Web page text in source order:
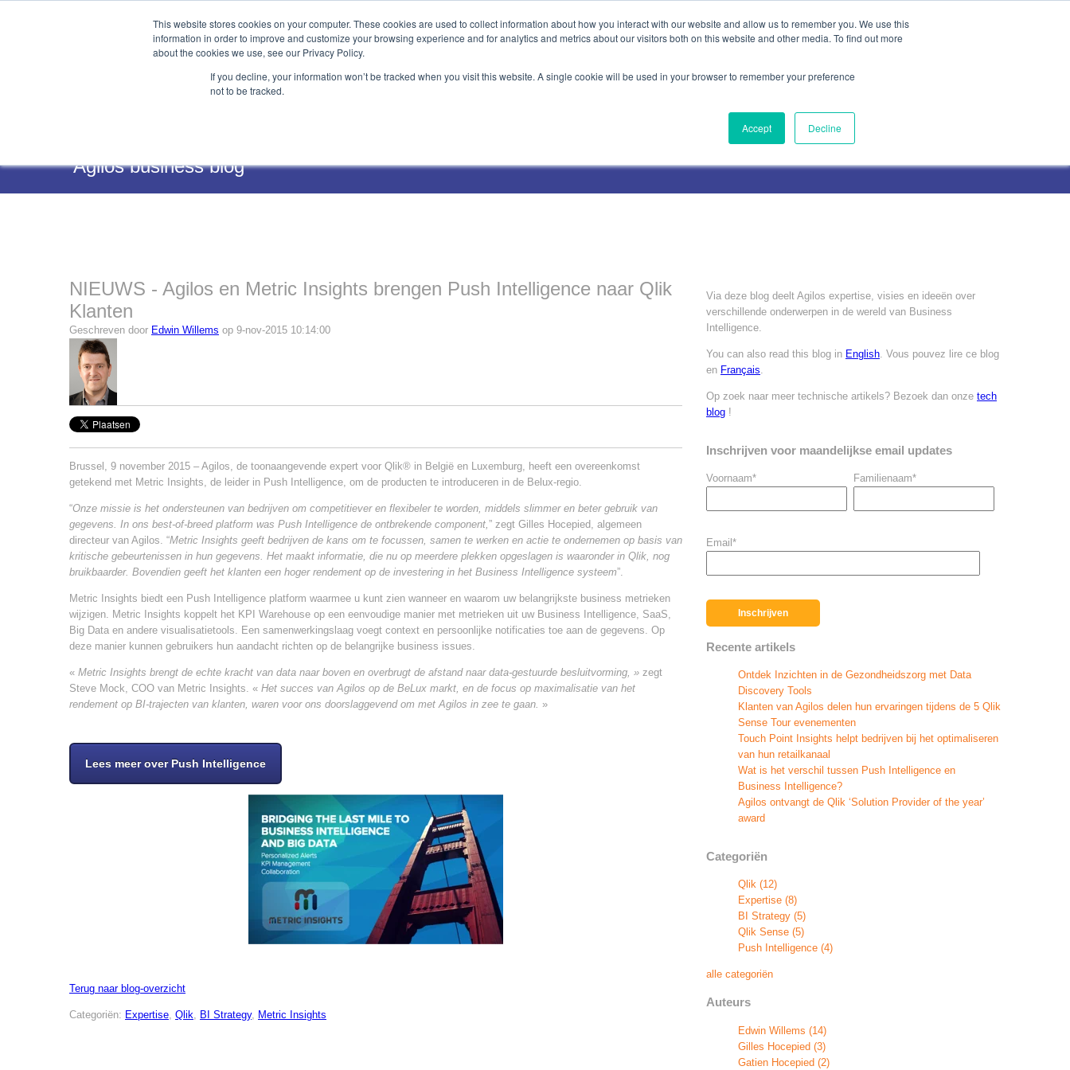
This website stores cookies on your computer. These cookies are used to collect information about how you interact with our website and allow us to remember you. We use this
information in order to improve and customize your browsing experience and for analytics and metrics about our visitors both on this website and other media. To find out more
about the cookies we use, see our Privacy Policy.
If you decline, your information won’t be tracked when you visit this website. A single cookie will be used in your browser to remember your preference
not to be tracked.
Accept Decline
Agilos business blog
NIEUWS - Agilos en Metric Insights brengen Push Intelligence naar Qlik
Klanten
Geschreven door Edwin Willems op 9-nov-2015 10:14:00
Brussel, 9 november 2015 – Agilos, de toonaangevende expert voor Qlik® in België en Luxemburg, heeft een overeenkomst
getekend met Metric Insights, de leider in Push Intelligence, om de producten te introduceren in de Belux-regio.
“Onze missie is het ondersteunen van bedrijven om competitiever en flexibeler te worden, middels slimmer en beter gebruik van
gegevens. In ons best-of-breed platform was Push Intelligence de ontbrekende component, ” zegt Gilles Hocepied, algemeen
directeur van Agilos. “Metric Insights geeft bedrijven de kans om te focussen, samen te werken en actie te ondernemen op basis van
kritische gebeurtenissen in hun gegevens. Het maakt informatie, die nu op meerdere plekken opgeslagen is waaronder in Qlik, nog
bruikbaarder. Bovendien geeft het klanten een hoger rendement op de investering in het Business Intelligence systeem”.
Metric Insights biedt een Push Intelligence platform waarmee u kunt zien wanneer en waarom uw belangrijkste business metrieken
wijzigen. Metric Insights koppelt het KPI Warehouse op een eenvoudige manier met metrieken uit uw Business Intelligence, SaaS,
Big Data en andere visualisatietools. Een samenwerkingslaag voegt context en persoonlijke notificaties toe aan de gegevens. Op
deze manier kunnen gebruikers hun aandacht richten op de belangrijke business issues.
« Metric Insights brengt de echte kracht van data naar boven en overbrugt de afstand naar data-gestuurde besluitvorming, » zegt
Steve Mock, COO van Metric Insights. « Het succes van Agilos op de BeLux markt, en de focus op maximalisatie van het
rendement op BI-trajecten van klanten, waren voor ons doorslaggevend om met Agilos in zee te gaan. »
Lees meer over Push Intelligence
Terug naar blog-overzicht
Categoriën: Expertise Qlik BI Strategy, Metric Insights
Via deze blog deelt Agilos expertise, visies en ideeën over
verschillende onderwerpen in de wereld van Business
Intelligence.
You can also read this blog in English. Vous pouvez lire ce blog
en Français.
Op zoek naar meer technische artikels? Bezoek dan onze tech
blog !
Inschrijven voor maandelijkse email updates
Voornaam* Familienaam*
Email *
Recente artikels
Ontdek Inzichten in de Gezondheidszorg met Data
Discovery Tools
Klanten van Agilos delen hun ervaringen tijdens de 5 Qlik
Sense Tour evenementen
Touch Point Insights helpt bedrijven bij het optimaliseren
van hun retailkanaal
Wat is het verschil tussen Push Intelligence en
Business Intelligence?
Agilos ontvangt de Qlik ‘Solution Provider of the year’
award
Categoriën
Qlik (12)
Expertise (8)
BI Strategy (5)
Qlik Sense (5)
Push Intelligence (4)
alle categoriën
Auteurs
Edwin Willems (14)
Gilles Hocepied (3)
Gatien Hocepied (2)